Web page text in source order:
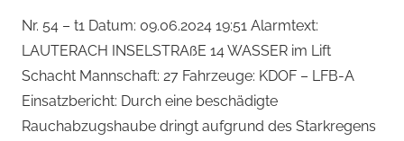
Steiner
Nr. 54 – t1 Datum: 09.06.2024 19:51 Alarmtext:
LAUTERACH INSELSTRAßE 14 WASSER im Lift
Schacht Mannschaft: 27 Fahrzeuge: KDOF – LFB-A
Einsatzbericht: Durch eine beschädigte
Rauchabzugshaube dringt aufgrund des Starkregens